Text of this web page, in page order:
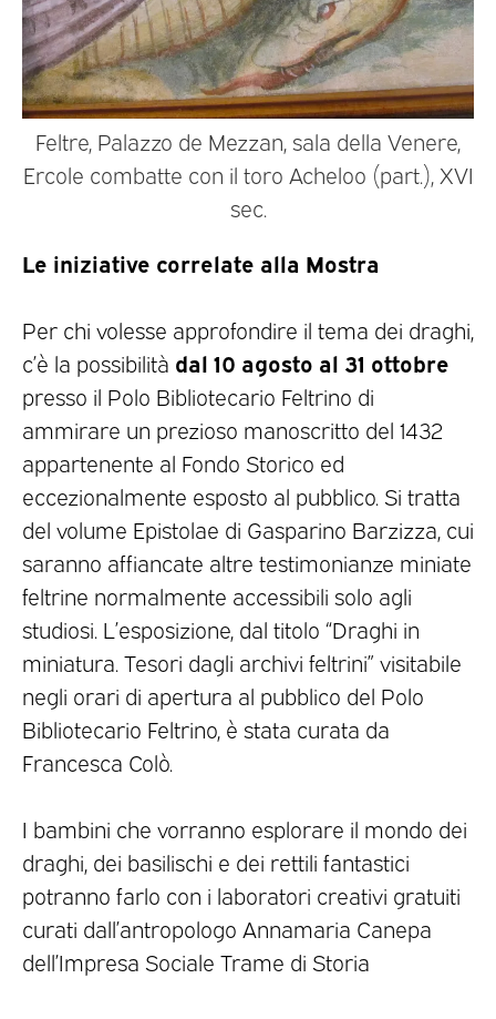
Feltre, Palazzo de Mezzan, sala della Venere,
Ercole combatte con il toro Acheloo (part.), XVI
sec.
Le iniziative correlate alla Mostra
Per chi volesse approfondire il tema dei draghi,
c’è la possibilità dal 10 agosto al 31 ottobre
presso il Polo Bibliotecario Feltrino di
ammirare un prezioso manoscritto del 1432
appartenente al Fondo Storico ed
eccezionalmente esposto al pubblico. Si tratta
del volume Epistolae di Gasparino Barzizza, cui
saranno affiancate altre testimonianze miniate
feltrine normalmente accessibili solo agli
studiosi. L’esposizione, dal titolo “Draghi in
miniatura. Tesori dagli archivi feltrini” visitabile
negli orari di apertura al pubblico del Polo
Bibliotecario Feltrino, è stata curata da
Francesca Colò.
I bambini che vorranno esplorare il mondo dei
draghi, dei basilischi e dei rettili fantastici
potranno farlo con i laboratori creativi gratuiti
curati dall’antropologo Annamaria Canepa
dell’Impresa Sociale Trame di Storia